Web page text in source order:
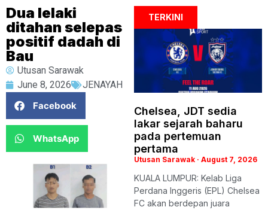
Dua lelaki
ditahan selepas
positif dadah di
Bau
Utusan Sarawak
June 8, 2026
JENAYAH
Facebook
WhatsApp
TERKINI
Chelsea, JDT sedia
lakar sejarah baharu
pada pertemuan
pertama
Utusan Sarawak August 7, 2026
KUALA LUMPUR: Kelab Liga
Perdana Inggeris (EPL) Chelsea
FC akan berdepan juara